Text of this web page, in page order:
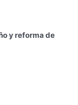
y reforma de